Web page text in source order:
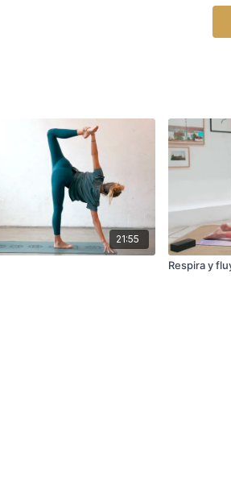
21:55
Respira y